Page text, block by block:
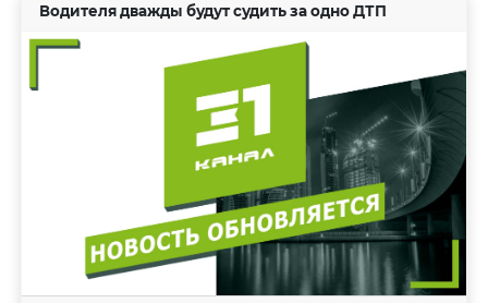
Водителя дважды будут судить за одно ДТП